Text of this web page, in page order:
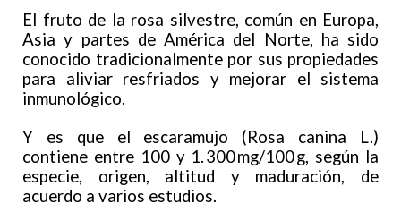
El fruto de la rosa silvestre, común en Europa,
Asia y partes de América del Norte, ha sido
conocido tradicionalmente por sus propiedades
para aliviar resfriados y mejorar el sistema
inmunológico.
Y es que el escaramujo (Rosa canina L.)
contiene entre 100 y 1. 300 mg/100 g, según la
especie, origen, altitud y maduración, de
acuerdo a varios estudios.